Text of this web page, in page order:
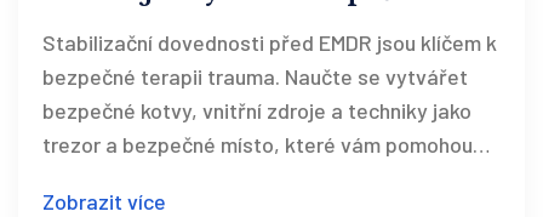
trauma
Stabilizační dovednosti před EMDR jsou klíčem k
bezpečné terapii trauma. Naučte se vytvářet
bezpečné kotvy, vnitřní zdroje a techniky jako
trezor a bezpečné místo, které vám pomohou
Zobrazit více